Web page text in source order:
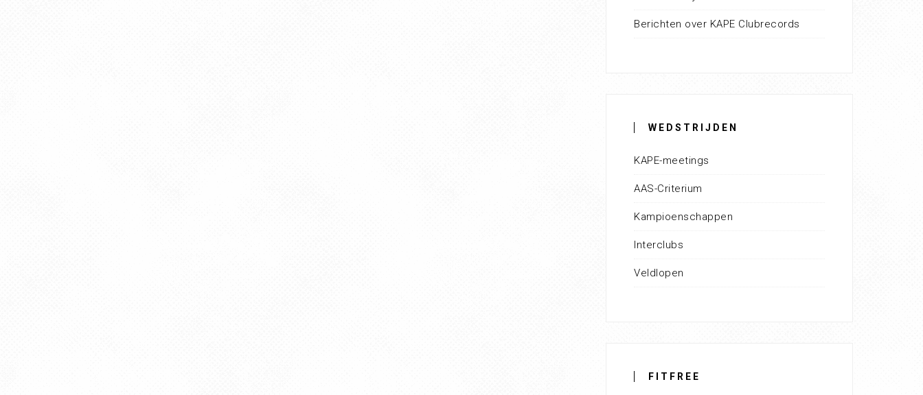
Berichten over KAPE Clubrecords
WEDSTRIJDEN
KAPE-meetings
AAS-Criterium
Kampioenschappen
Interclubs
Veldlopen
FITFREE